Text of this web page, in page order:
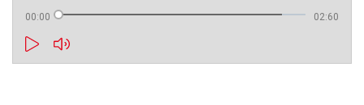
00:00 02:60